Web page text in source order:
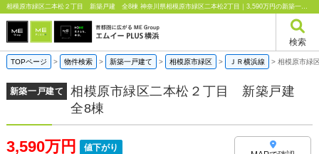
相模原市緑区二本松２丁目 新築戸建 全8棟 神奈川県相模原市緑区二本松2丁目｜3,590万円の新築一戸建て｜エムイーPLUS横浜
検索
TOPページ > 物件検索 > 新築一戸建て > 相模原市緑区 > ＪＲ横浜線 > 相模原市緑
新築一戸建て
相模原市緑区二本松２丁目 新築戸建
全8棟
3,590万円 値下がり